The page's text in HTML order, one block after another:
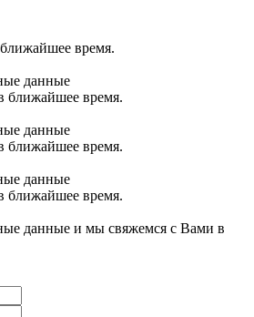
время.
данные
ближайшее время.
данные
ближайшее время.
данные
ближайшее время.
данные и мы свяжемся с Вами в